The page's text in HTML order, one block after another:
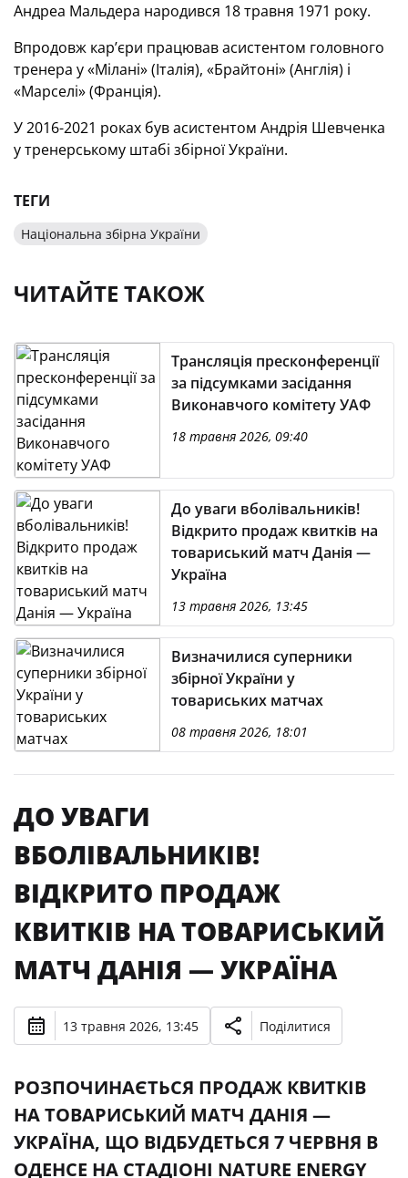
Андреа Мальдера народився 18 травня 1971 року.
Впродовж кар’єри працював асистентом головного
тренера у «Мілані» (Італія), «Брайтоні» (Англія) і
«Марселі» (Франція).
У 2016-2021 роках був асистентом Андрія Шевченка
у тренерському штабі збірної України.
ТЕГИ
Національна збірна України
ЧИТАЙТЕ ТАКОЖ
Трансляція пресконференції
за підсумками засідання
Виконавчого комітету УАФ
18 травня 2026, 09:40
До уваги вболівальників!
Відкрито продаж квитків на
товариський матч Данія —
Україна
13 травня 2026, 13:45
Визначилися суперники
збірної України у
товариських матчах
08 травня 2026, 18:01
ДО УВАГИ
ВБОЛІВАЛЬНИКІВ!
ВІДКРИТО ПРОДАЖ
КВИТКІВ НА ТОВАРИСЬКИЙ
МАТЧ ДАНІЯ — УКРАЇНА
13 травня 2026, 13:45 Поділитися
РОЗПОЧИНАЄТЬСЯ ПРОДАЖ КВИТКІВ
НА ТОВАРИСЬКИЙ МАТЧ ДАНІЯ —
УКРАЇНА, ЩО ВІДБУДЕТЬСЯ 7 ЧЕРВНЯ В
ОДЕНСЕ НА СТАДІОНІ NATURE ENERGY